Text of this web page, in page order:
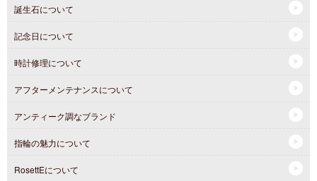
誕生石について
記念日について
時計修理について
アフターメンテナンスについて
アンティーク調なブランド
指輪の魅力について
RosettEについて